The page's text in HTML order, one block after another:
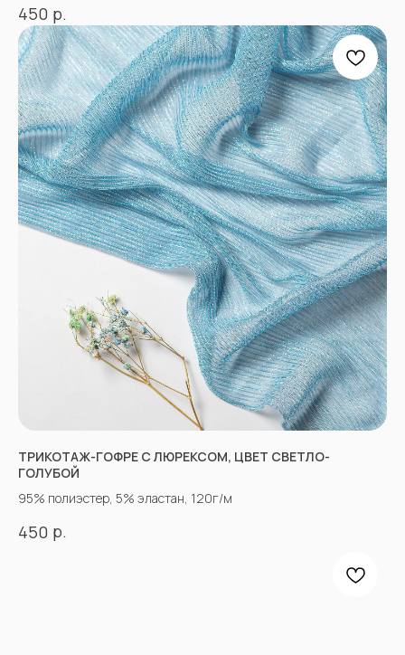
450 р.
ТРИКОТАЖ-ГОФРЕ С ЛЮРЕКСОМ, ЦВЕТ СВЕТЛО-
ГОЛУБОЙ
95% полиэстер, 5% эластан, 120г/м
450 р.
«Ткани 3.5.7»
Оптово-розничный
магазин тканей
@ 2026
ИП Вакульчик Мария Олеговна
ОГРН 322265100088534
ИНН 262609965884
КАТАЛОГ
ИНФОРМАЦИЯ
Полный каталог тканей
Ткани для детей
Ткани для верхней одежды
Ткани для летней одежды
Ткани для спортивной одежды
Ткани для мусульманской одежды
Ткани для нарядной одежды
Доставка
Возврат
*